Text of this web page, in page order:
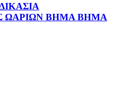
ΩΑΡΙΩΝ ΒΗΜΑ ΒΗΜΑ